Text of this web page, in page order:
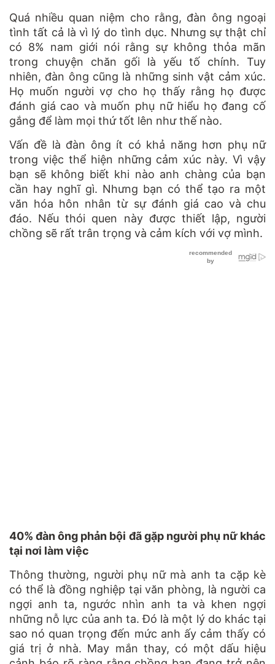
Quá nhiều quan niệm cho rằng, đàn ông ngoại
tình tất cả là vì lý do tình dục. Nhưng sự thật chỉ
có 8% nam giới nói rằng sự không thỏa mãn
trong chuyện chăn gối là yếu tố chính. Tuy
nhiên, đàn ông cũng là những sinh vật cảm xúc.
Họ muốn người vợ cho họ thấy rằng họ được
đánh giá cao và muốn phụ nữ hiểu họ đang cố
gắng để làm mọi thứ tốt lên như thế nào.
Vấn đề là đàn ông ít có khả năng hơn phụ nữ
trong việc thể hiện những cảm xúc này. Vì vậy
bạn sẽ không biết khi nào anh chàng của bạn
cần hay nghĩ gì. Nhưng bạn có thể tạo ra một
văn hóa hôn nhân từ sự đánh giá cao và chu
đáo. Nếu thói quen này được thiết lập, người
chồng sẽ rất trân trọng và cảm kích với vợ mình.
40% đàn ông phản bội đã gặp người phụ nữ khác
tại nơi làm việc
Thông thường, người phụ nữ mà anh ta cặp kè
có thể là đồng nghiệp tại văn phòng, là người ca
ngợi anh ta, ngước nhìn anh ta và khen ngợi
những nỗ lực của anh ta. Đó là một lý do khác tại
sao nó quan trọng đến mức anh ấy cảm thấy có
giá trị ở nhà. May mắn thay, có một dấu hiệu